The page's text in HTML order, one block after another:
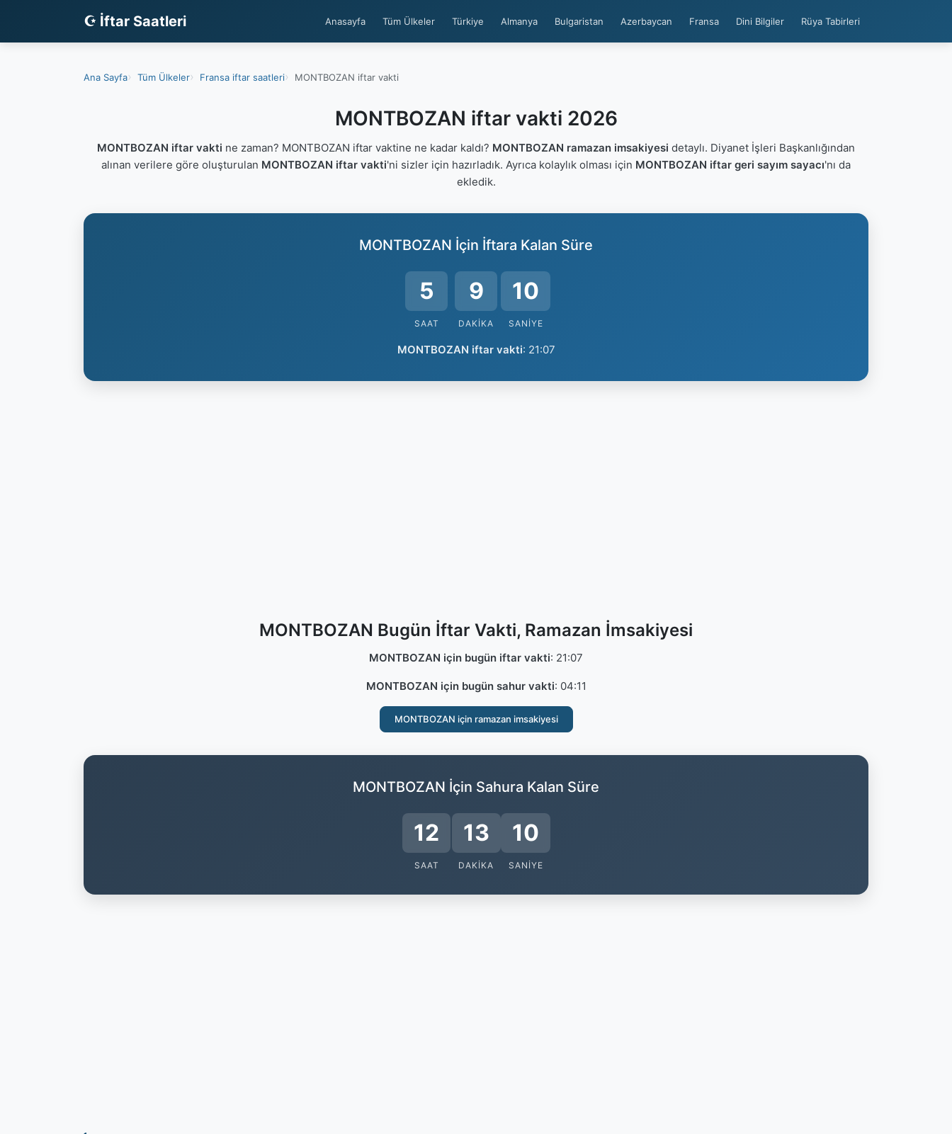
☪ İftar Saatleri Anasayfa Tüm Ülkeler Türkiye Almanya Bulgaristan Azerbaycan Fransa Dini Bilgiler Rüya Tabirleri
Ana Sayfa Tüm Ülkeler Fransa iftar saatleri MONTBOZAN iftar vakti
MONTBOZAN iftar vakti 2026
MONTBOZAN iftar vakti ne zaman? MONTBOZAN iftar vaktine ne kadar kaldı? MONTBOZAN ramazan imsakiyesi detaylı. Diyanet İşleri Başkanlığından
alınan verilere göre oluşturulan MONTBOZAN iftar vakti'ni sizler için hazırladık. Ayrıca kolaylık olması için MONTBOZAN iftar geri sayım sayacı'nı da
ekledik.
MONTBOZAN İçin İftara Kalan Süre
5
SAAT
9
DAKIKA
9
SANIYE
MONTBOZAN iftar vakti: 21:07
MONTBOZAN Bugün İftar Vakti, Ramazan İmsakiyesi
MONTBOZAN için bugün iftar vakti: 21:07
MONTBOZAN için bugün sahur vakti: 04:11
MONTBOZAN için ramazan imsakiyesi
MONTBOZAN İçin Sahura Kalan Süre
12
SAAT
13
DAKIKA
9
SANIYE